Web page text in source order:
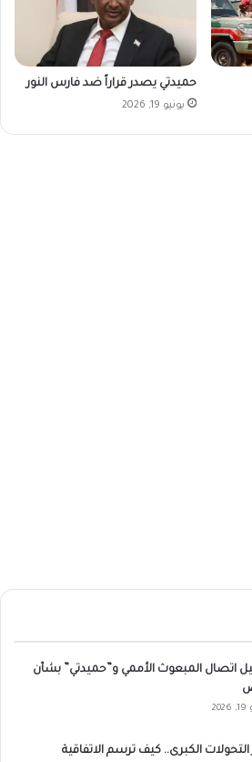
حميدتي يصدر قراراً ضد فارس النور
يونيو 19, 2026
اتصال المبعوث الأممي و”حميدتي” بشأن
التحولات الكبرى.. كيف ترسم الاتفاقية